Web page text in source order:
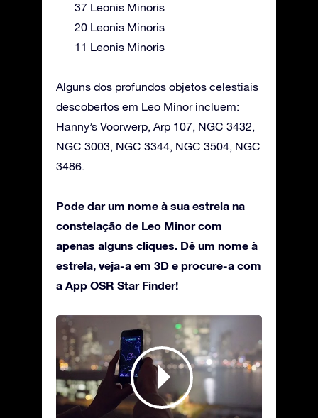
37 Leonis Minoris
20 Leonis Minoris
11 Leonis Minoris
Alguns dos profundos objetos celestiais
descobertos em Leo Minor incluem:
Hanny’s Voorwerp, Arp 107, NGC 3432,
NGC 3003, NGC 3344, NGC 3504, NGC
3486.
Pode dar um nome à sua estrela na
constelação de Leo Minor com
apenas alguns cliques. Dê um nome à
estrela, veja-a em 3D e procure-a com
a App OSR Star Finder!